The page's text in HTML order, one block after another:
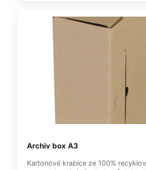
Archiv box A3
Kartonové krabice ze 100%